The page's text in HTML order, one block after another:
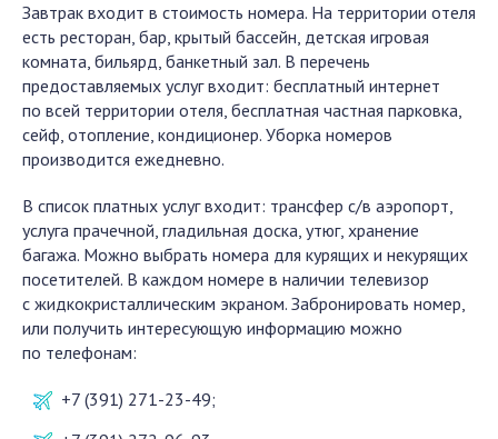
Завтрак входит в стоимость номера. На территории отеля
есть ресторан, бар, крытый бассейн, детская игровая
комната, бильярд, банкетный зал. В перечень
предоставляемых услуг входит: бесплатный интернет
по всей территории отеля, бесплатная частная парковка,
сейф, отопление, кондиционер. Уборка номеров
производится ежедневно.
В список платных услуг входит: трансфер с/в аэропорт,
услуга прачечной, гладильная доска, утюг, хранение
багажа. Можно выбрать номера для курящих и некурящих
посетителей. В каждом номере в наличии телевизор
с жидкокристаллическим экраном. Забронировать номер,
или получить интересующую информацию можно
по телефонам:
+7 (391) 271-23-49;